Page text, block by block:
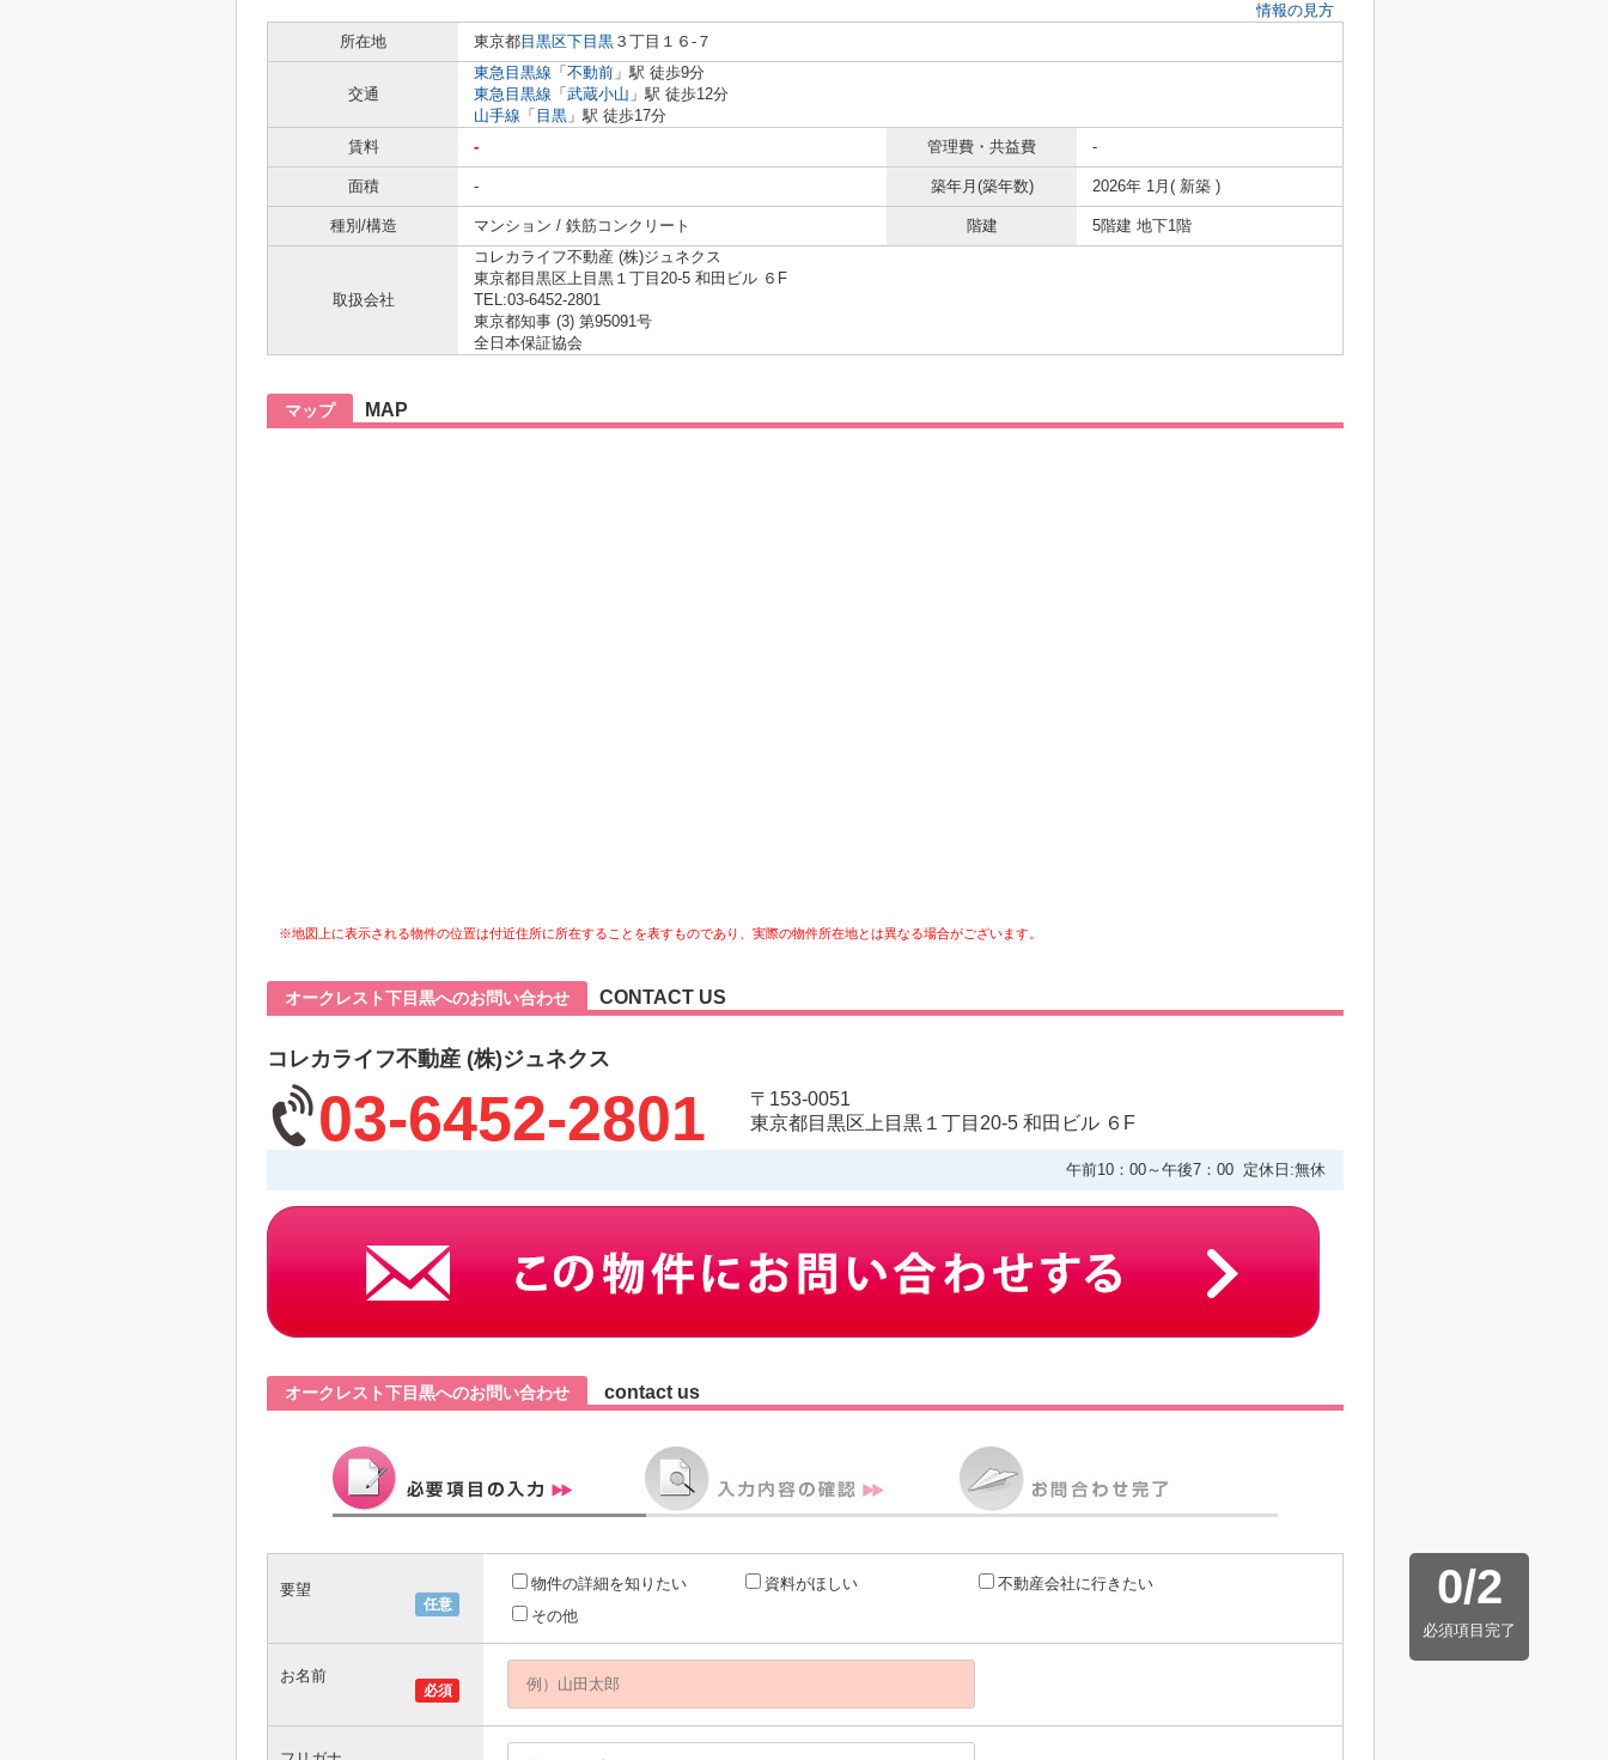
情報の見方
所在地
東京都目黒区下目黒 ３丁目１６-７
交通
東急目黒線 「 不動前 」駅 徒歩9分
東急目黒線 「 武蔵小山 」駅 徒歩12分
山手線 「 目黒 」駅 徒歩17分
賃料
- 管理費・共益費 -
面積 - 築年月(築年数) 2026年 1月( 新築 )
種別/構造 マンション / 鉄筋コンクリート 階建 5階建 地下1階
取扱会社
コレカライフ不動産 (株)ジュネクス
東京都目黒区上目黒１丁目20-5 和田ビル ６F
TEL:03-6452-2801
東京都知事 (3) 第95091号
全日本保証協会
マップ MAP
※地図上に表示される物件の位置は付近住所に所在することを表すものであり、実際の物件所在地とは異なる場合がございます。
オークレスト下目黒へのお問い合わせ CONTACT US
コレカライフ不動産 (株)ジュネクス
03-6452-2801
〒153-0051
東京都目黒区上目黒１丁目20-5 和田ビル ６F
午前10：00～午後7：00 定休日:無休
オークレスト下目黒へのお問い合わせ contact us
0/2
必須項目完了
任意
要望 物件の詳細を知りたい 資料がほしい
不動産会社に行きたい
その他
必須
お名前